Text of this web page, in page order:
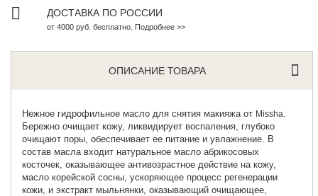
ДОСТАВКА ПО РОССИИ
от 4000 руб. бесплатно. Подробнее >>
ОПИСАНИЕ ТОВАРА
Нежное гидрофильное масло для снятия макияжа от Missha
Бережно очищает кожу, ликвидирует воспаления, глубоко
очищают поры, обеспечивает ее питание и увлажнение. В
состав масла входит натуральное масло абрикосовых
косточек, оказывающее антивозрастное действие на кожу,
масло корейской сосны, ускоряющее процесс регенерации
кожи, и экстракт мыльнянки, оказывающий очищающее,